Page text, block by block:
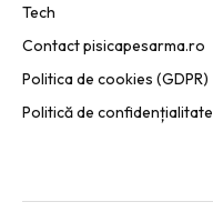
Tech
Contact pisicapesarma.ro
Politica de cookies (GDPR)
Politică de confidențialitate